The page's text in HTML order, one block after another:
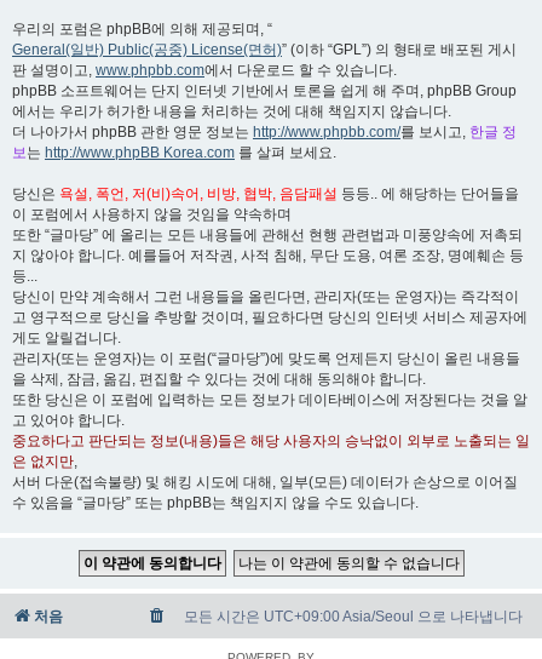
우리의 포럼은 phpBB에 의해 제공되며, “
General(일반) Public(공중) License(면허)” (이하 “GPL”) 의 형태로 배포된 게시
판 설명이고, www.phpbb.com에서 다운로드 할 수 있습니다.
phpBB 소프트웨어는 단지 인터넷 기반에서 토론을 쉽게 해 주며, phpBB Group
에서는 우리가 허가한 내용을 처리하는 것에 대해 책임지지 않습니다.
더 나아가서 phpBB 관한 영문 정보는 http://www.phpbb.com/를 보시고, 한글 정
보는 http://www.phpBB Korea.com 를 살펴 보세요.
당신은 욕설, 폭언, 저(비)속어, 비방, 협박, 음담패설 등등.. 에 해당하는 단어들을
이 포럼에서 사용하지 않을 것임을 약속하며
또한 “글마당” 에 올리는 모든 내용들에 관해선 현행 관련법과 미풍양속에 저촉되
지 않아야 합니다. 예를들어 저작권, 사적 침해, 무단 도용, 여론 조장, 명예훼손 등
등...
당신이 만약 계속해서 그런 내용들을 올린다면, 관리자(또는 운영자)는 즉각적이
고 영구적으로 당신을 추방할 것이며, 필요하다면 당신의 인터넷 서비스 제공자에
게도 알릴겁니다.
관리자(또는 운영자)는 이 포럼(“글마당”)에 맞도록 언제든지 당신이 올린 내용들
을 삭제, 잠금, 옮김, 편집할 수 있다는 것에 대해 동의해야 합니다.
또한 당신은 이 포럼에 입력하는 모든 정보가 데이타베이스에 저장된다는 것을 알
고 있어야 합니다.
중요하다고 판단되는 정보(내용)들은 해당 사용자의 승낙없이 외부로 노출되는 일
은 없지만,
서버 다운(접속불량) 및 해킹 시도에 대해, 일부(모든) 데이터가 손상으로 이어질
수 있음을 “글마당” 또는 phpBB는 책임지지 않을 수도 있습니다.
처음 모든 시간은 UTC+09:00 Asia/Seoul 으로 나타냅니다